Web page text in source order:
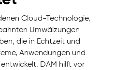
Cloud-Technologie,
Umwälzungen
die in Echtzeit und
Anwendungen und
DAM hilft vor